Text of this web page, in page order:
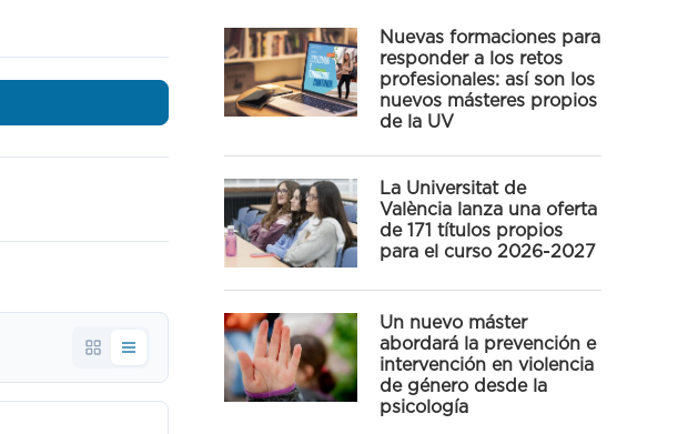
Nuevas formaciones para
responder a los retos
profesionales: así son los
nuevos másteres propios
de la UV
La Universitat de
València lanza una oferta
de 171 títulos propios
para el curso 2026-2027
Un nuevo máster
abordará la prevención e
intervención en violencia
de género desde la
psicología